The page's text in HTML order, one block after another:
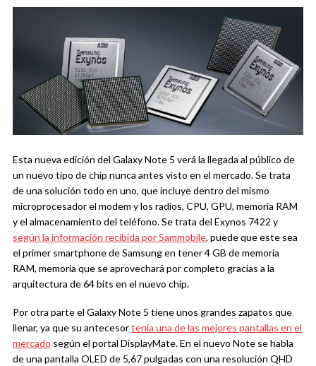
Esta nueva edición del Galaxy Note 5 verá la llegada al público de
un nuevo tipo de chip nunca antes visto en el mercado. Se trata
de una solución todo en uno, que incluye dentro del mismo
microprocesador el modem y los radios, CPU, GPU, memoria RAM
y el almacenamiento del teléfono. Se trata del Exynos 7422 y
según la información recibida por Sammobile, puede que este sea
el primer smartphone de Samsung en tener 4 GB de memoria
RAM, memoria que se aprovechará por completo gracias a la
arquitectura de 64 bits en el nuevo chip.
Por otra parte el Galaxy Note 5 tiene unos grandes zapatos que
llenar, ya que su antecesortenía una de las mejores pantallas en el
mercado según el portal DisplayMate. En el nuevo Note se habla
de una pantalla OLED de 5,67 pulgadas con una resolución QHD